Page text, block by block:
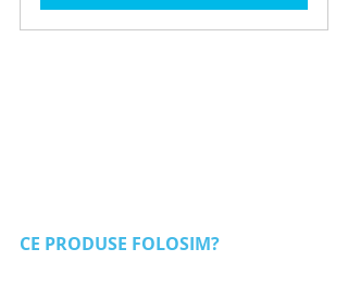
CE PRODUSE FOLOSIM?